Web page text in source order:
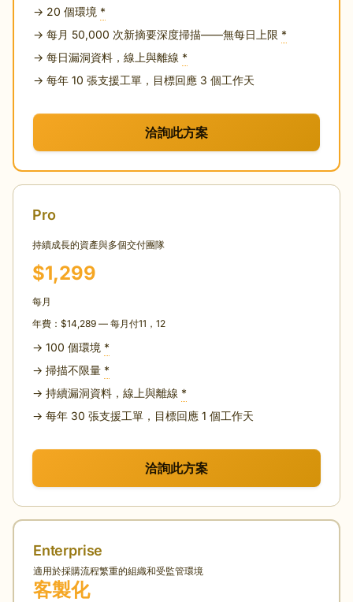
→ 20 個環境 *
→ 每月 50,000 次新摘要深度掃描——無每日上限 *
→ 每日漏洞資料，線上與離線 *
→ 每年 10 張支援工單，目標回應 3 個工作天
洽詢此方案
Pro
持續成長的資產與多個交付團隊
$1,299
每月
年費：$14,289 — 每月付11，12
→ 100 個環境 *
→ 掃描不限量 *
→ 持續漏洞資料，線上與離線 *
→ 每年 30 張支援工單，目標回應 1 個工作天
洽詢此方案
Enterprise
適用於採購流程繁重的組織和受監管環境
客製化